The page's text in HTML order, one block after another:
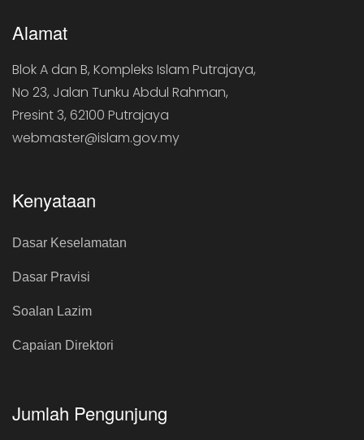
Alamat
Blok A dan B, Kompleks Islam Putrajaya,
No 23, Jalan Tunku Abdul Rahman,
Presint 3, 62100 Putrajaya
webmaster@islam.gov.my
Kenyataan
Dasar Keselamatan
Dasar Pravisi
Soalan Lazim
Capaian Direktori
Jumlah Pengunjung